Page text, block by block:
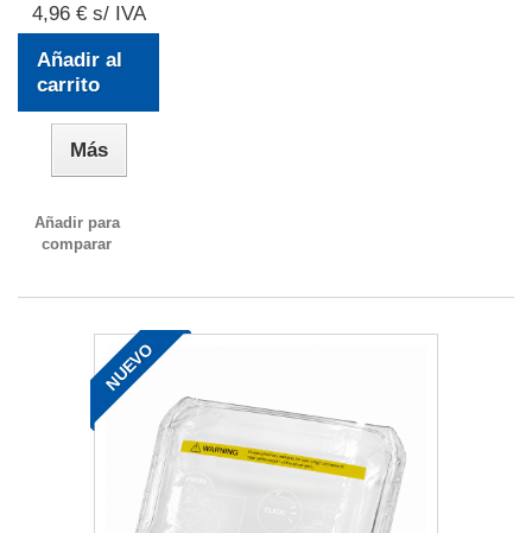
4,96 € s/ IVA
Añadir al
carrito
Más
Añadir para
comparar
NUEVO